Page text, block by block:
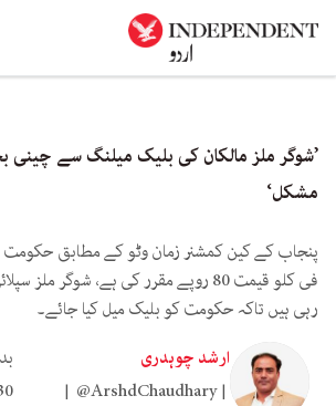
’شوگر ملز مالکان کی بلیک میلنگ سے چینی
مشکل‘
پنجاب کے کین کمشنر زمان وٹو کے مطابق
فی کلو قیمت 80 روپے مقرر کی ہے، شوگر
رہی ہیں تاکہ حکومت کو بلیک میل کیا جائے۔
ارشد چوہدری
@ArshdChaudhary